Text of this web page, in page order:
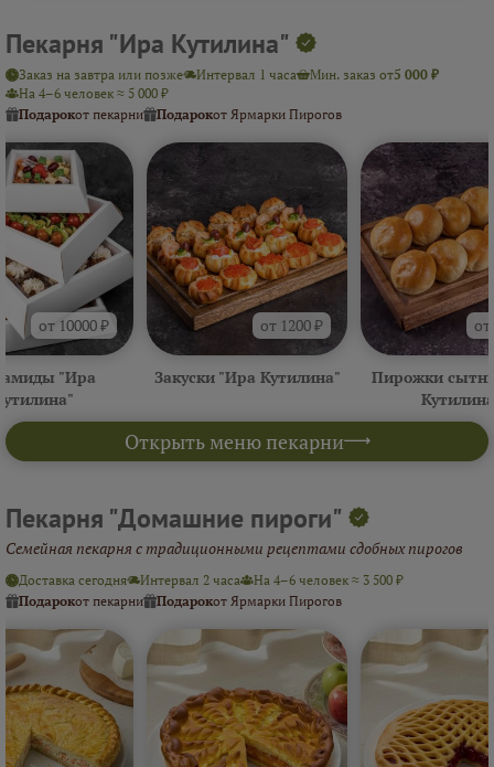
Пекарня "Ира Кутилина"
Открыть меню пекарни
Заказ на завтра или позже Интервал 1 часа Мин. заказ от5 000 ₽
На 4–6 человек ≈ 5 000 ₽
Подарокот пекарни Подарокот Ярмарки Пирогов
от 10000 ₽
"Ира
от 1200 ₽
Закуски "Ира Кутилина"
от
Пирожки
Пекарня "Домашние пироги"
Семейная пекарня с традиционными рецептами сдобных пирогов
Доставка сегодня Интервал 2 часа
На 4–6 человек ≈ 3 500 ₽
Подарокот пекарни Подарокот Ярмарки Пирогов